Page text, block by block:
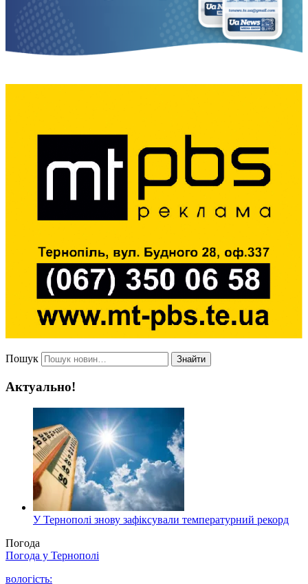
Пошук Знайти
Актуально!
У Тернополі знову зафіксували температурний рекорд
Погода
Погода у Тернополі
вологість: